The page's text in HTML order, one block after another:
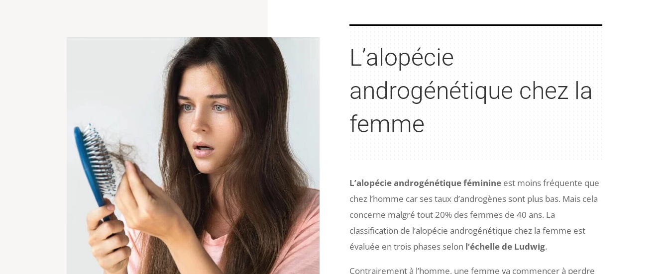
L’alopécie
androgénétique chez la
femme
L’alopécie androgénétique féminineest moins fréquente que
chez l’homme car ses taux d’androgènes sont plus bas. Mais cela
concerne malgré tout 20% des femmes de 40 ans. La
classification de l’alopécie androgénétique chez la femme est
évaluée en trois phases selon l’échelle de Ludwig.
Contrairement à l’homme, une femme va commencer à perdre